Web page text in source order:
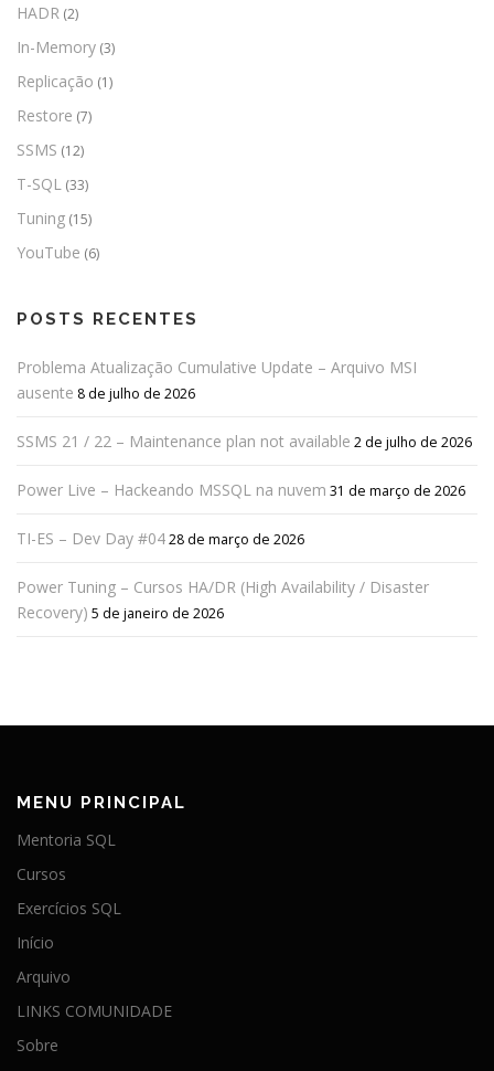
HADR (2)
In-Memory (3)
Replicação (1)
Restore (7)
SSMS (12)
T-SQL (33)
Tuning (15)
YouTube (6)
POSTS RECENTES
Problema Atualização Cumulative Update – Arquivo MSI
ausente 8 de julho de 2026
SSMS 21 / 22 – Maintenance plan not available 2 de julho de 2026
Power Live – Hackeando MSSQL na nuvem 31 de março de 2026
TI-ES – Dev Day #0428 de março de 2026
Power Tuning – Cursos HA/DR (High Availability / Disaster
Recovery) 5 de janeiro de 2026
MENU PRINCIPAL
Mentoria SQL
Cursos
Exercícios SQL
Início
Arquivo
LINKS COMUNIDADE
Sobre